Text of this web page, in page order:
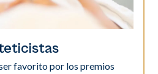
favorito por los premios